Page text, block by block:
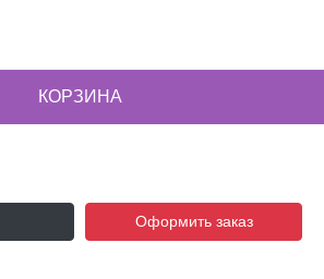
КОРЗИНА
Оформить заказ